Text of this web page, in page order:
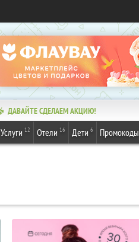
ДАВАЙТЕ СДЕЛАЕМ АКЦИЮ!
Услуги 12 Отели 16 Дети 6 Промокоды